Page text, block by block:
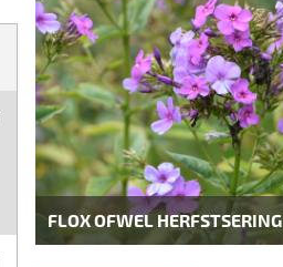
FLOX OFWEL HERFSTSERING